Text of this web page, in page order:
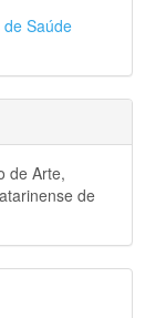
Saúde
de Arte,
de